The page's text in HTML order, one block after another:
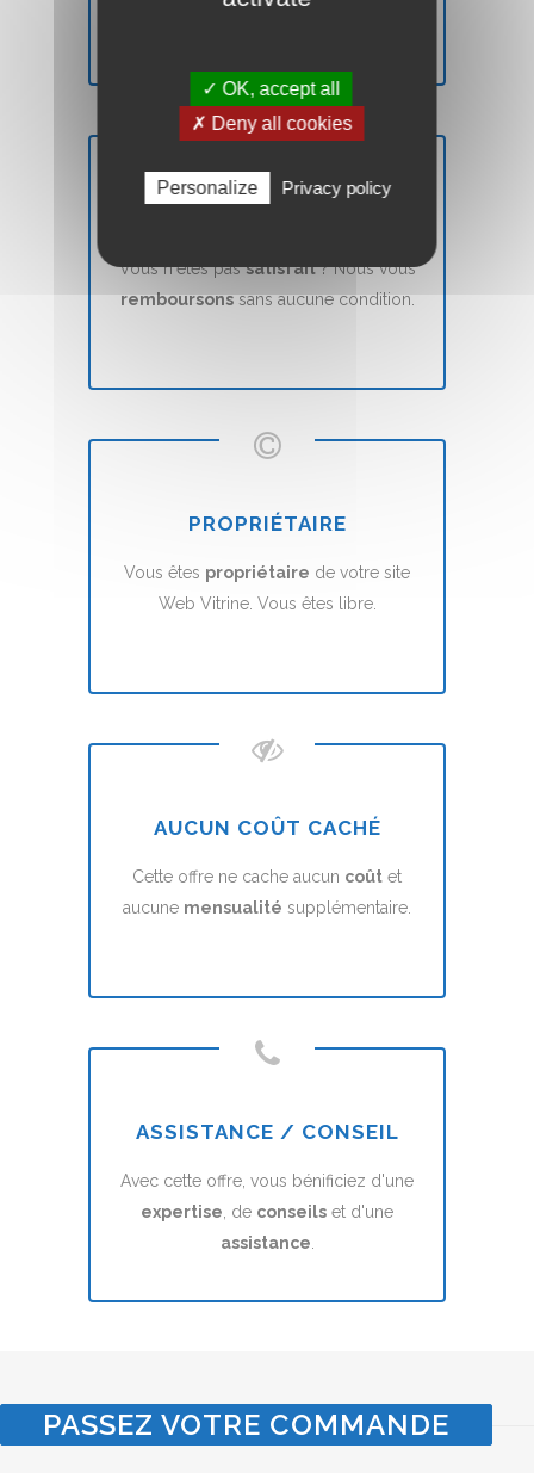
Vous n'êtes passatisfait? Nous vous
remboursonssans aucune condition.
PROPRIÉTAIRE
Vous êtes propriétaire de votre site
Web Vitrine. Vous êtes libre.
AUCUN COÛT CACHÉ
Cette offre ne cache aucun coût et
aucune mensualité supplémentaire.
ASSISTANCE / CONSEIL
Avec cette offre, vous bénificiez d'une
expertise, de conseils et d'une
assistance.
PASSEZ VOTRE COMMANDE
✓ OK, accept all
✗ Deny all cookies
Personalize Privacy policy